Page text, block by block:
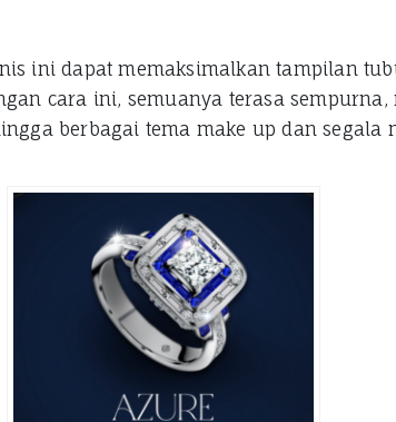
ini dapat memaksimalkan tampilan
cara ini, semuanya terasa
berbagai tema make up dan segala